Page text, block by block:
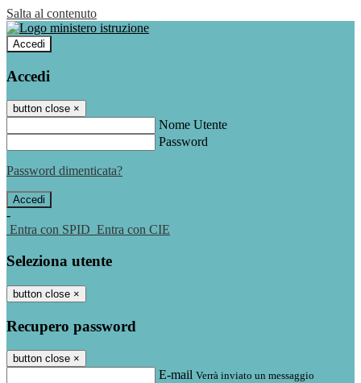
Salta al contenuto
Accedi
Accedi
button close ×
Nome Utente
Password
Password dimenticata?
-
Entra con SPID Entra con CIE
Seleziona utente
button close ×
Recupero password
button close ×
E-mail Verrà inviato un messaggio